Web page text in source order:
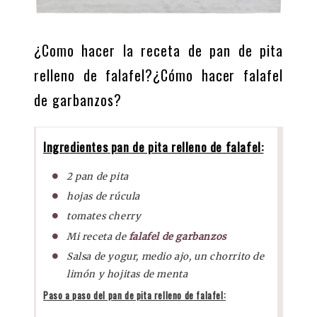
¿Como hacer la receta de pan de pita
relleno de falafel?¿Cómo hacer falafel
de garbanzos?
Ingredientes pan de pita relleno de falafel:
2 pan de pita
hojas de rúcula
tomates cherry
Mi receta defalafel de garbanzos
Salsa de yogur, medio ajo, un chorrito de
limón y hojitas de menta
Paso a paso del pan de pita relleno de falafel: